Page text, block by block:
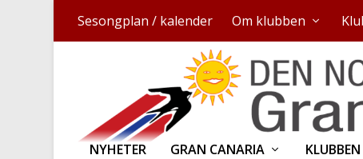
Sesongplan / kalender Om klubben
NYHETER GRAN CANARIA KLUBBEN